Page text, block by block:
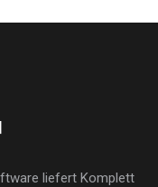
liefert Komplett